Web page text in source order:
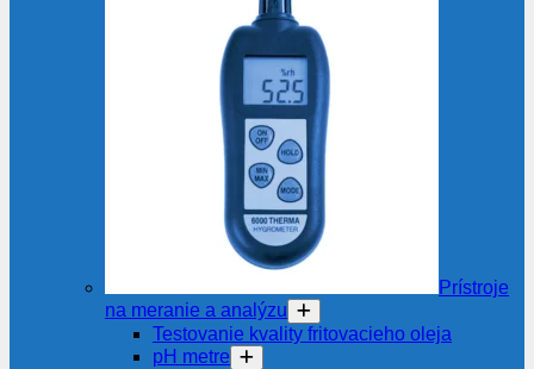
Prístroje
na meranie a analýzu
Testovanie kvality fritovacieho oleja
pH metre